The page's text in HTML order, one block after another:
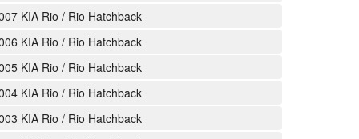
KIA Rio / Rio Hatchback
KIA Rio / Rio Hatchback
KIA Rio / Rio Hatchback
KIA Rio / Rio Hatchback
KIA Rio / Rio Hatchback